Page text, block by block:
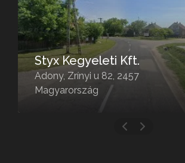
Styx Kegyeleti Kft.
Adony, Zrínyi u 82, 2457
Magyarország